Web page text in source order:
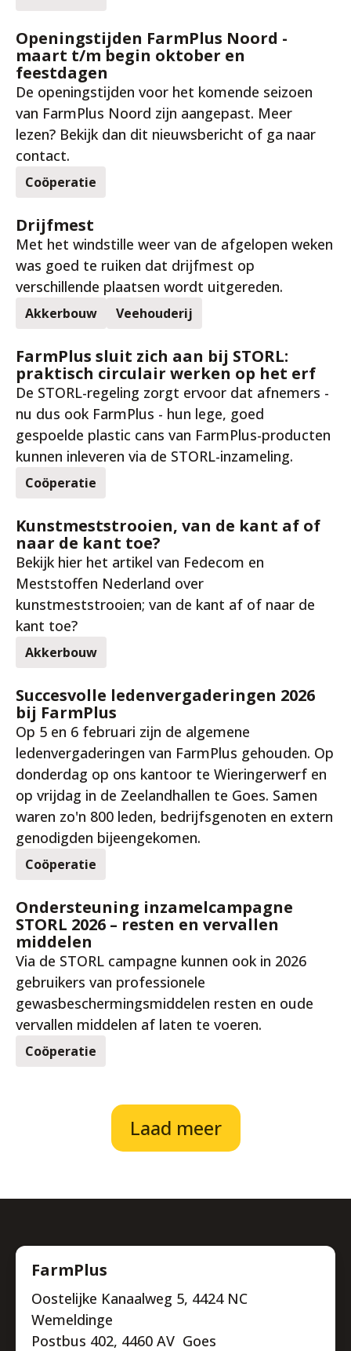
Openingstijden FarmPlus Noord -
maart t/m begin oktober en
feestdagen
De openingstijden voor het komende seizoen
van FarmPlus Noord zijn aangepast. Meer
lezen? Bekijk dan dit nieuwsbericht of ga naar
contact.
Coöperatie
Drijfmest
Met het windstille weer van de afgelopen weken
was goed te ruiken dat drijfmest op
verschillende plaatsen wordt uitgereden.
Akkerbouw Veehouderij
FarmPlus sluit zich aan bij STORL:
praktisch circulair werken op het erf
De STORL-regeling zorgt ervoor dat afnemers -
nu dus ook FarmPlus - hun lege, goed
gespoelde plastic cans van FarmPlus-producten
kunnen inleveren via de STORL-inzameling.
Coöperatie
Kunstmeststrooien, van de kant af of
naar de kant toe?
Bekijk hier het artikel van Fedecom en
Meststoffen Nederland over
kunstmeststrooien; van de kant af of naar de
kant toe?
Akkerbouw
Succesvolle ledenvergaderingen 2026
bij FarmPlus
Op 5 en 6 februari zijn de algemene
ledenvergaderingen van FarmPlus gehouden. Op
donderdag op ons kantoor te Wieringerwerf en
op vrijdag in de Zeelandhallen te Goes. Samen
waren zo'n 800 leden, bedrijfsgenoten en extern
genodigden bijeengekomen.
Coöperatie
Ondersteuning inzamelcampagne
STORL 2026 – resten en vervallen
middelen
Via de STORL campagne kunnen ook in 2026
gebruikers van professionele
gewasbeschermingsmiddelen resten en oude
vervallen middelen af laten te voeren.
Coöperatie
Laad meer
FarmPlus
Oostelijke Kanaalweg 5, 4424 NC
Wemeldinge
Postbus 402, 4460 AV Goes